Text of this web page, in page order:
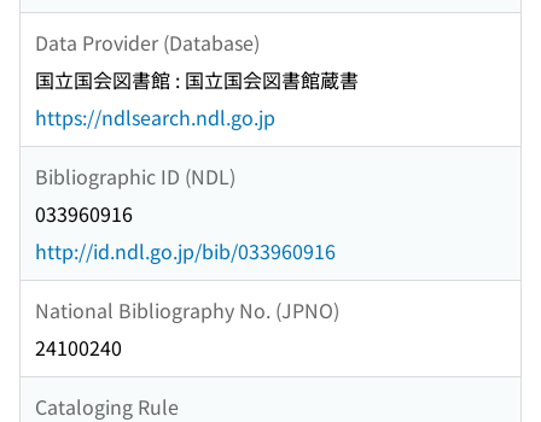
Data Provider (Database)
国立国会図書館 : 国立国会図書館蔵書
https://ndlsearch.ndl.go.jp
Bibliographic ID (NDL)
033960916
http://id.ndl.go.jp/bib/033960916
National Bibliography No. (JPNO)
24100240
Cataloging Rule